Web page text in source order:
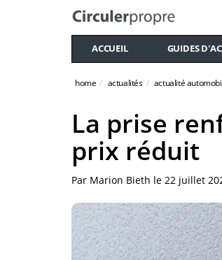
ACCUEIL GUIDES
home actualités actualité
La prise
prix réduit
Par Marion Bieth le 22 juillet